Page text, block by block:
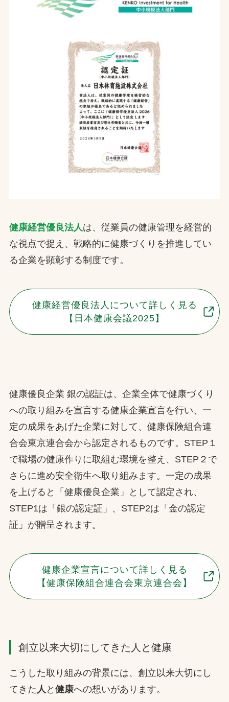
健康経営優良法人は、従業員の健康管理を経営的
な視点で捉え、戦略的に健康づくりを推進してい
る企業を顕彰する制度です。
健康経営優良法人について詳しく見る
【日本健康会議2025】
健康優良企業 銀の認証は、企業全体で健康づくり
への取り組みを宣言する健康企業宣言を行い、一
定の成果をあげた企業に対して、健康保険組合連
合会東京連合会から認定されるものです。STEP１
で職場の健康作りに取組む環境を整え、STEP２で
さらに進め安全衛生へ取り組みます。一定の成果
を上げると「健康優良企業」として認定され、
STEP1は「銀の認定証」、STEP2は「金の認定
証」が贈呈されます。
健康企業宣言について詳しく見る
【健康保険組合連合会東京連合会】
創立以来大切にしてきた人と健康
こうした取り組みの背景には、創立以来大切にし
てきた 人 と 健康への想いがあります。